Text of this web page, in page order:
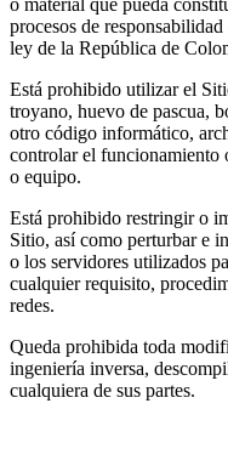
procesos de
ley de la República de
Está prohibido utilizar el
troyano, huevo de pascua,
otro código informático,
controlar el funcionamiento
o equipo.
Está prohibido restringir o
Sitio, así como perturbar e
o los servidores utilizados
cualquier requisito,
redes.
Queda prohibida toda
ingeniería inversa,
cualquiera de sus partes.